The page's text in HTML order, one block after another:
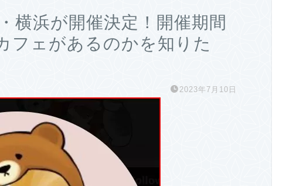
横浜が開催決定！開催期間
フェがあるのかを知りた
2023年7月10日